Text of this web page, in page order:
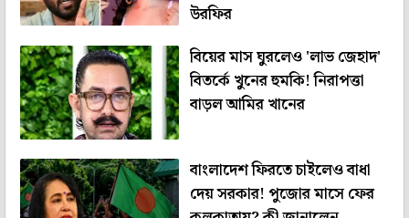
উরফির
বিয়ের মাস ঘুরলেও 'লাভ জেহাদ'
বিতর্কে খুনের হুমকি! নিরাপত্তা
বাড়ল আমির খানের
বাংলাদেশ ফিরতে চাইলেও বাধা
দেয় সরকার! পুজোর মাসে ফের